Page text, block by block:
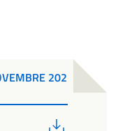
202